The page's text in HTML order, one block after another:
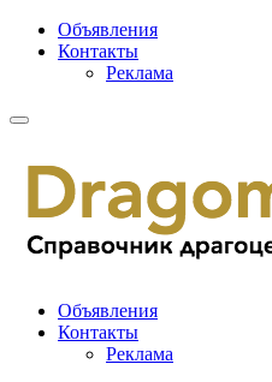
Объявления
Контакты
Реклама
Объявления
Контакты
Реклама